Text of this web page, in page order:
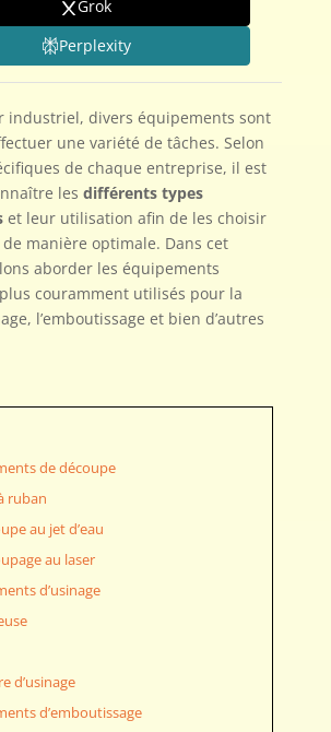
Grok
Perplexity
industriel, divers équipements sont
une variété de tâches. Selon
de chaque entreprise, il est
les différents types
et leur utilisation afin de les choisir
manière optimale. Dans cet
aborder les équipements
couramment utilisés pour la
l’emboutissage et bien d’autres
de découpe
ruban
au jet d’eau
au laser
d’usinage
d’usinage
d’emboutissage